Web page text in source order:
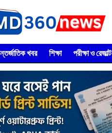
খবর শিক্ষা পরীক্ষা ও রেজাল্ট